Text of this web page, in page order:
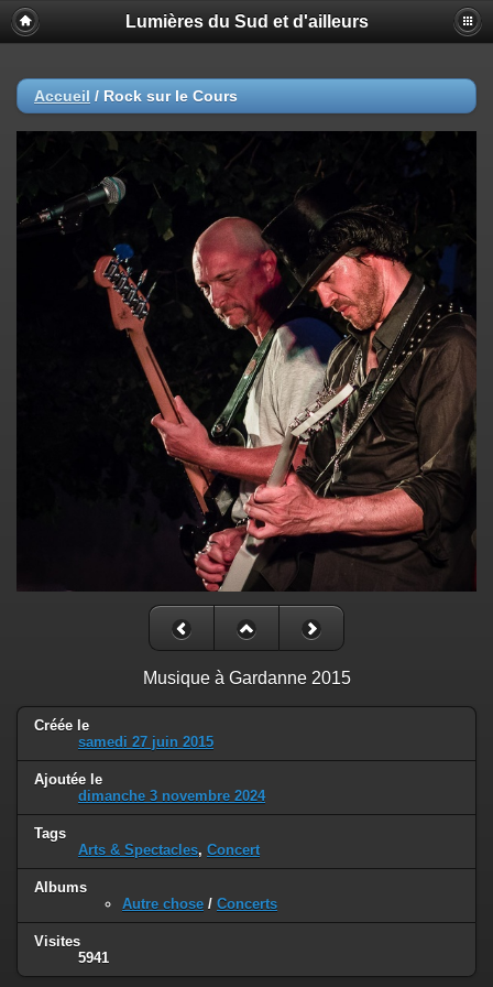
Lumières du Sud et d'ailleurs
Accueil / Rock sur le Cours
Musique à Gardanne 2015
Créée le
samedi 27 juin 2015
Ajoutée le
dimanche 3 novembre 2024
Tags
Arts & Spectacles, Concert
Albums
Autre chose / Concerts
Visites
5941